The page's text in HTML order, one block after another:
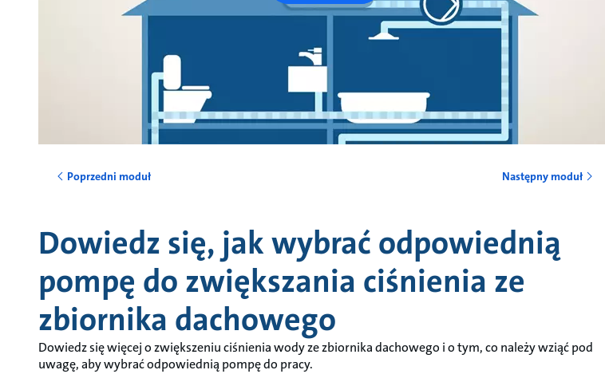
Poprzedni moduł Następny moduł
Dowiedz się, jak wybrać odpowiednią
pompę do zwiększania ciśnienia ze
zbiornika dachowego
Dowiedz się więcej o zwiększeniu ciśnienia wody ze zbiornika dachowego i o tym, co należy wziąć pod
uwagę, aby wybrać odpowiednią pompę do pracy.